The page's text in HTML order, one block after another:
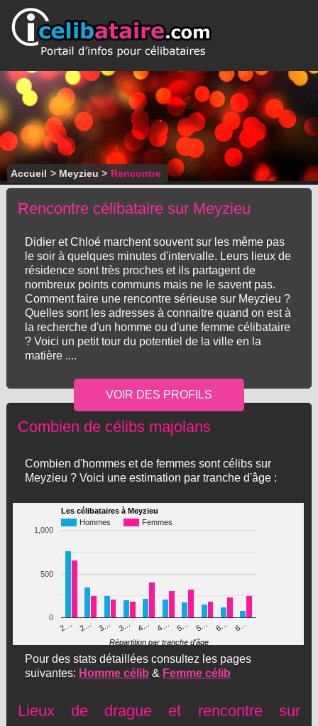
Accueil > Meyzieu > Rencontre
Rencontre célibataire sur Meyzieu
Didier et Chloé marchent souvent sur les même pas
le soir à quelques minutes d'intervalle. Leurs lieux de
résidence sont très proches et ils partagent de
nombreux points communs mais ne le savent pas.
Comment faire une rencontre sérieuse sur Meyzieu ?
Quelles sont les adresses à connaitre quand on est à
la recherche d'un homme ou d'une femme célibataire
? Voici un petit tour du potentiel de la ville en la
matière ....
Combien de célibs majolans
Combien d'hommes et de femmes sont célibs sur
Meyzieu ? Voici une estimation par tranche d'âge :
Les célibataires à Meyzieu
Hommes
Femmes
2… 2… 3… 3… 4… 4… 5… 5… 6… 6…
0
500
1,000
Répartition par tranche d'âge
Pour des stats détaillées consultez les pages
suivantes: Homme célib & Femme célib
Lieux de drague et rencontre sur